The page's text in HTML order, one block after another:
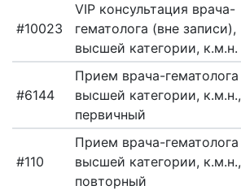
ВЫЯВЛЕНИЕ
ГЕМАТОЛОГИЯ
ГЕНЕТИЧЕСКИЕ
ГЕНЕТИЧЕСКИЙ
#10023
VIP консультация врача-
гематолога (вне записи),
высшей категории, к.м.н.
#6144
Прием врача-гематолога
высшей категории, к.м.н.,
первичный
#110
Прием врача-гематолога
высшей категории, к.м.н.,
повторный